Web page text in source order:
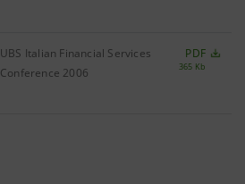
UBS Italian Financial Services
Conference 2006
PDF
365 Kb